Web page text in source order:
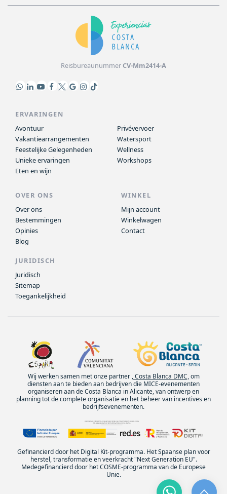
ReisbureaunummerCV-Mm2414-A
ERVARINGEN
Avontuur
Vakantiearrangementen
Feestelijke Gelegenheden
Unieke ervaringen
Eten en wijn
Privévervoer
Watersport
Wellness
Workshops
OVER ONS
Over ons
Bestemmingen
Opinies
Blog
WINKEL
Mijn account
Winkelwagen
Contact
JURIDISCH
Juridisch
Sitemap
Toegankelijkheid
Wij werken samen met onze partner , Costa Blanca DMC,om
diensten aan te bieden aan bedrijven die MICE-evenementen
organiseren aan de Costa Blanca in Alicante, van ontwerp en
planning tot de complete organisatie en het beheer van incentives en
bedrijfsevenementen.
Gefinancierd door het Digital Kit-programma. Het Spaanse plan voor
herstel, transformatie en veerkracht "Next Generation EU".
Medegefinancierd door het COSME-programma van de Europese
Unie.